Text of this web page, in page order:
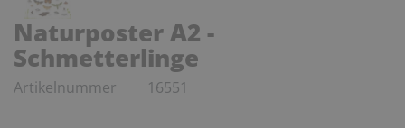
Naturposter A2 -
Schmetterlinge
Artikelnummer 16551